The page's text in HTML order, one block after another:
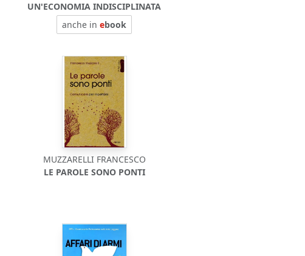
UN'ECONOMIA INDISCIPLINATA
anche inebook
MUZZARELLI FRANCESCO
LE PAROLE SONO PONTI